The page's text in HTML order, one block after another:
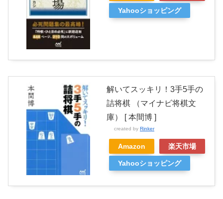
Yahooショッピング
解いてスッキリ！3手5手の
詰将棋 （マイナビ将棋文
庫） [ 本間博 ]
created by Rinker
Amazon 楽天市場
Yahooショッピング